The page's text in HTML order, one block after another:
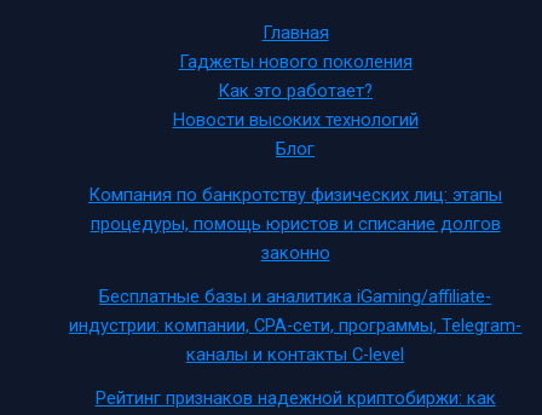
Главная
Гаджеты нового поколения
Как это работает?
Новости высоких технологий
Блог
Компания по банкротству физических лиц: этапы
процедуры, помощь юристов и списание долгов
законно
Бесплатные базы и аналитика iGaming/affiliate-
индустрии: компании, CPA-сети, программы, Telegram-
каналы и контакты C-level
Рейтинг признаков надежной криптобиржи: как